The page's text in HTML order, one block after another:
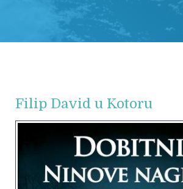
Filip David u Kotoru